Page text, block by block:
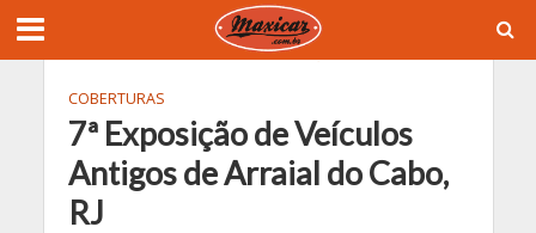
COBERTURAS
7ª Exposição de Veículos
Antigos de Arraial do Cabo,
RJ